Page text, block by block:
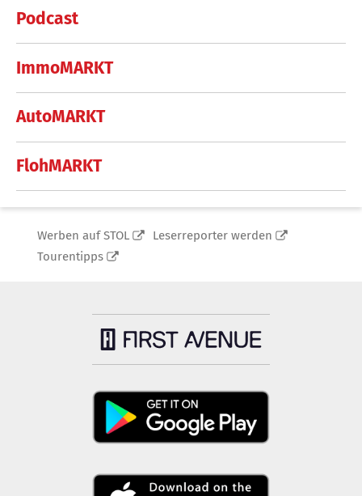
Podcast
ImmoMARKT
AutoMARKT
FlohMARKT
Werben auf STOL
Leserreporter werden
Tourentipps